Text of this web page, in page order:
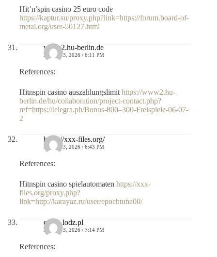
Hit’n’spin casino 25 euro code
https://kaptur.su/proxy.php?link=https://forum.board-of-
metal.org/user-50127.html
www2.hu-berlin.de
JULIO 13, 2026 / 6:11 PM
References:
Hitnspin casino auszahlungslimit https://www2.hu-
berlin.de/hu/collaboration/project-contact.php?
ref=https://telegra.ph/Bonus-800–300-Freispiele-06-07-
2
https://xxx-files.org/
JULIO 13, 2026 / 6:43 PM
References:
Hitnspin casino spielautomaten https://xxx-
files.org/proxy.php?
link=http://karayaz.ru/user/epochtuba00/
cybra.lodz.pl
JULIO 13, 2026 / 7:14 PM
References: